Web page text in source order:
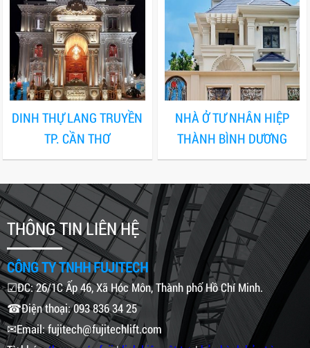
DINH THỰ LANG TRUYỀN
TP. CẦN THƠ
NHÀ Ở TƯ NHÂN HIỆP
THÀNH BÌNH DƯƠNG
THÔNG TIN LIÊN HỆ
CÔNG TY TNHH FUJITECH
☑ĐC: 26/1C Ấp 46, Xã Hóc Môn, Thành phố Hồ Chí Minh.
☎Điện thoại: 093 836 34 25
✉Email: fujitech@fujitechlift.com